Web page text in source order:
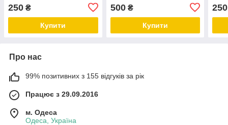
250 ₴
Купити
500₴
Купити
250
Про нас
99% позитивних з 155 відгуків за рік
Працює з 29.09.2016
м. Одеса
Одеса, Україна